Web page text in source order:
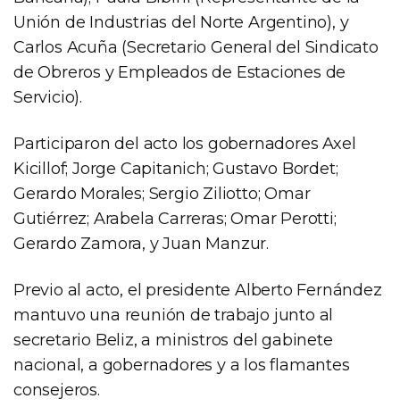
Unión de Industrias del Norte Argentino), y
Carlos Acuña (Secretario General del Sindicato
de Obreros y Empleados de Estaciones de
Servicio).
Participaron del acto los gobernadores Axel
Kicillof; Jorge Capitanich; Gustavo Bordet;
Gerardo Morales; Sergio Ziliotto; Omar
Gutiérrez; Arabela Carreras; Omar Perotti;
Gerardo Zamora, y Juan Manzur.
Previo al acto, el presidente Alberto Fernández
mantuvo una reunión de trabajo junto al
secretario Beliz, a ministros del gabinete
nacional, a gobernadores y a los flamantes
consejeros.